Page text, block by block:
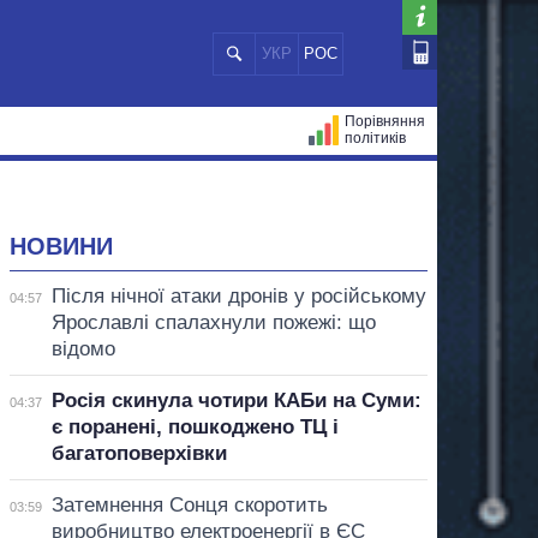
УКР РОС
Порівняння
політиків
НОВИНИ
04:57
Після нічної атаки дронів у російському
Ярославлі спалахнули пожежі: що
відомо
04:37
Росія скинула чотири КАБи на Суми:
є поранені, пошкоджено ТЦ і
багатоповерхівки
03:59
Затемнення Сонця скоротить
виробництво електроенергії в ЄС